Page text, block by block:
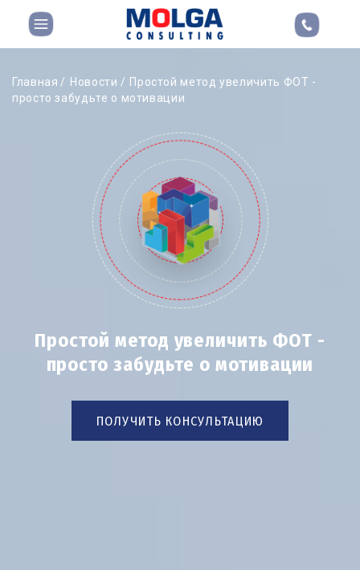
Главная Новости
Простой метод увеличить ФОТ -
просто забудьте о мотивации
Простой метод увеличить ФОТ -
просто забудьте о мотивации
ПОЛУЧИТЬ КОНСУЛЬТАЦИЮ